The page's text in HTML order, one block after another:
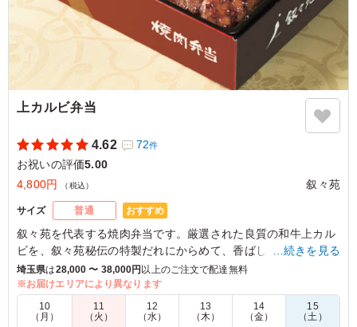
上カルビ弁当
4.62 72件
お祝いの評価5.00
4,800円
（税込） 叙々苑
サイズ 普通 おすすめ
叙々苑を代表する焼肉弁当です。厳選された良質の和牛上カル
ビを、叙々苑秘伝の特製だれにからめて、香ばしく焼き上げま
した。
たれに絡んだ肉汁と白いご飯の相性はバツグンです。さっぱり
として辛みの利いたキムチも添えています。
…続きを見る
埼玉県は28,000 〜 38,000円 以上のご注文で配達無料
※お届けエリアにより異なります
10
（月）
11
（火）
12
（水）
13
（木）
14
（金）
15
（土）